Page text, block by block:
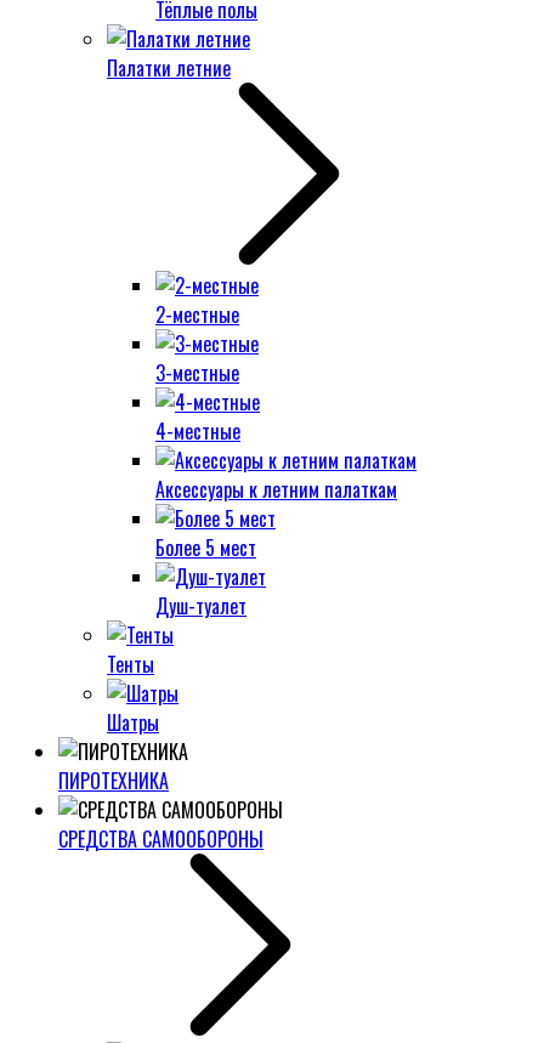
Тёплые полы
Палатки летние
2-местные
3-местные
4-местные
Аксессуары к летним палаткам
Более 5 мест
Душ-туалет
Тенты
Шатры
ПИРОТЕХНИКА
СРЕДСТВА САМООБОРОНЫ